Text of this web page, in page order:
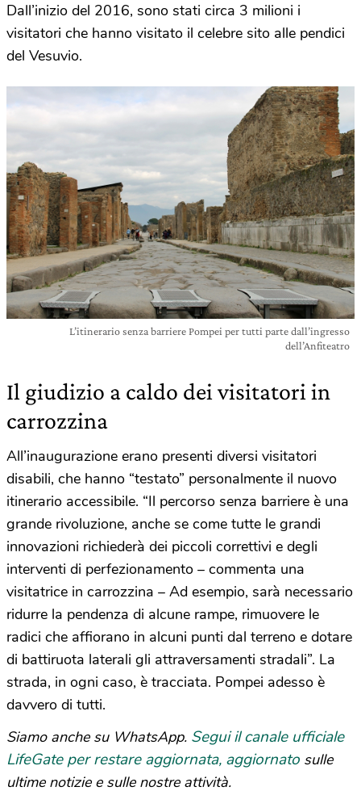
Dall’inizio del 2016, sono stati circa 3 milioni i
visitatori che hanno visitato il celebre sito alle pendici
del Vesuvio.
L’itinerario senza barriere Pompei per tutti parte dall’ingresso
dell’Anfiteatro
Il giudizio a caldo dei visitatori in
carrozzina
All’inaugurazione erano presenti diversi visitatori
disabili, che hanno “testato” personalmente il nuovo
itinerario accessibile. “Il percorso senza barriere è una
grande rivoluzione, anche se come tutte le grandi
innovazioni richiederà dei piccoli correttivi e degli
interventi di perfezionamento – commenta una
visitatrice in carrozzina – Ad esempio, sarà necessario
ridurre la pendenza di alcune rampe, rimuovere le
radici che affiorano in alcuni punti dal terreno e dotare
di battiruota laterali gli attraversamenti stradali”. La
strada, in ogni caso, è tracciata. Pompei adesso è
davvero di tutti.
Siamo anche su WhatsApp. Segui il canale ufficiale
LifeGate per restare aggiornata, aggiornato sulle
ultime notizie e sulle nostre attività.